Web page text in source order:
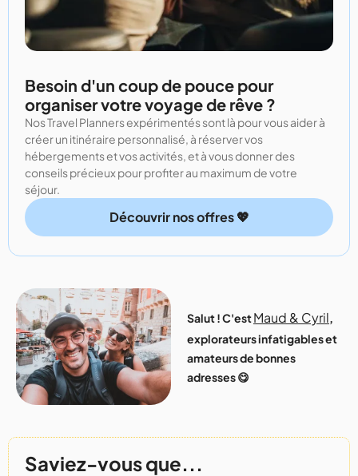
Besoin d'un coup de pouce pour
organiser votre voyage de rêve ?
Nos Travel Planners expérimentés sont là pour vous aider à
créer un itinéraire personnalisé, à réserver vos
hébergements et vos activités, et à vous donner des
conseils précieux pour profiter au maximum de votre
séjour.
Découvrir nos offres 💖
Salut ! C'estMaud & Cyril,
explorateurs infatigables et
amateurs de bonnes
adresses 😋
Saviez-vous que...